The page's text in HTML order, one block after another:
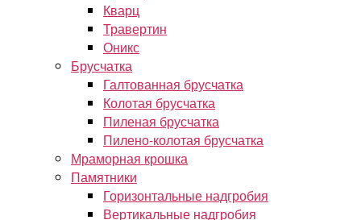
Кварц
Травертин
Оникс
Брусчатка
Галтованная брусчатка
Колотая брусчатка
Пиленая брусчатка
Пилено-колотая брусчатка
Мраморная крошка
Памятники
Горизонтальные надгробия
Вертикальные надгробия